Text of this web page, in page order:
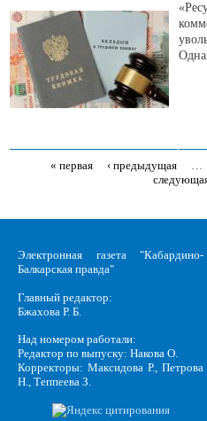
Страницы
« первая ‹ предыдущая
Электронная газета "Кабардино-
Балкарская правда"
Главный редактор:
Бжахова Р. Б.
Над номером работали:
Редактор по выпуску: Накова О.
Корректоры: Максидова Р., Петрова
Н., Теппеева З.